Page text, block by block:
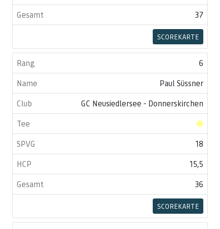
37
SCOREKARTE
6
Paul Süssner
GC Neusiedlersee - Donnerskirchen
18
15,5
36
SCOREKARTE